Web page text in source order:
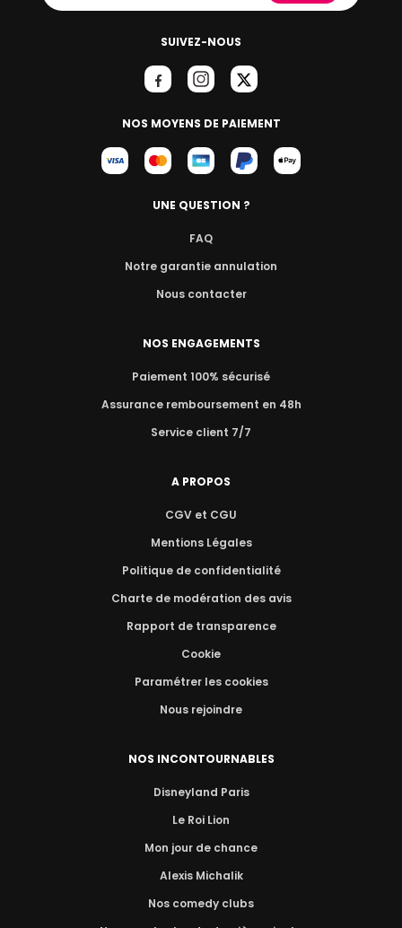
SUIVEZ-NOUS
NOS MOYENS DE PAIEMENT
UNE QUESTION ?
FAQ
Notre garantie annulation
Nous contacter
NOS ENGAGEMENTS
Paiement 100% sécurisé
Assurance remboursement en 48h
Service client 7/7
A PROPOS
CGV et CGU
Mentions Légales
Politique de confidentialité
Charte de modération des avis
Rapport de transparence
Cookie
Paramétrer les cookies
Nous rejoindre
NOS INCONTOURNABLES
Disneyland Paris
Le Roi Lion
Mon jour de chance
Alexis Michalik
Nos comedy clubs